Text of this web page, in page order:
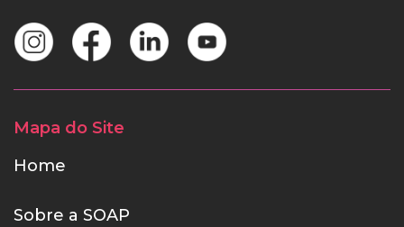
Mapa do Site
Home
Sobre a SOAP